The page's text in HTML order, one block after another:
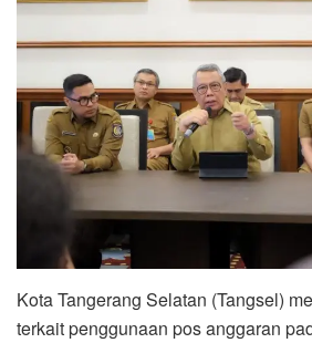
Kota Tangerang Selatan (Tangsel)
terkait penggunaan pos anggaran